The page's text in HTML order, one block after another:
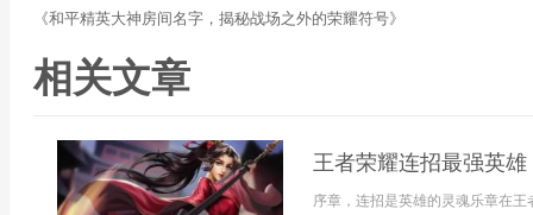
《和平精英大神房间名字，揭秘战场之外的荣耀符号》
相关文章
王者荣耀连招最强英
序章，连招是英雄的灵魂乐章在